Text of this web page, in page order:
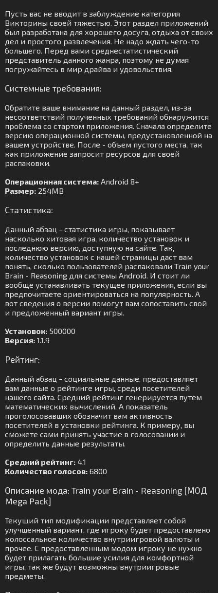
Пусть вас не вводит в заблуждение категория
Викторины своей тяжестью. Этот раздел приложений
был разработана для хорошего досуга, отдыха от своих
дел и простого развлечения. Не надо ждать чего-то
большего. Перед вами среднестатистический
представитель данного жанра, поэтому не думая
погружайтесь в мир драйва и удовольствия.
Системные требования:
Обратите ваше внимание на данный раздел, из-за
несоответствий полученных требований обнаружится
проблема со стартом приложения. Сначала определите
версию операционной системы, предустановленной на
вашем устройстве. После - объем пустого места, так
как приложение запросит ресурсов для своей
распаковки.
Операционная система: Android 8+
Размер: 254MB
Статистика:
Данный абзац - статистика игры, показывает
насколько хитовая игра, количество установок и
последнюю версию, доступную на сайте. Так,
количество установок с нашей страницы даст вам
понять, сколько пользователей распаковали Train your
Brain - Reasoning для системы Android. И стоит ли
вообще устанавливать текущее приложения, если вы
предпочитаете ориентироваться на популярность. А
вот сведения о версии помогут вам сопоставить свой
и предложенный вариант игры.
Установок: 500000
Версия: 1.1.9
Рейтинг:
Данный абзац - социальные данные, предоставляет
вам данные о рейтинге игры, среди посетителей
нашего сайта. Средний рейтинг генерируется путем
математических вычислений. А показатель
проголосовавших обозначит вам активность
посетителей в установки рейтинга. К примеру, вы
сможете сами принять участие в голосовании и
определить данные результаты.
Средний рейтинг: 4.1
Количество голосов: 6800
Описание мода: Train your Brain - Reasoning [МОД
Mega Pack]
Текущий тип модификации представляет собой
улучшенный вариант, где игроку будет предоставлено
колоссальное количество внутриигровой валюты и
прочее. С предоставленным модом игроку не нужно
будет прилагать большие усилия для комфортной
игры, так же будут возможны внутриигровые
предметы.